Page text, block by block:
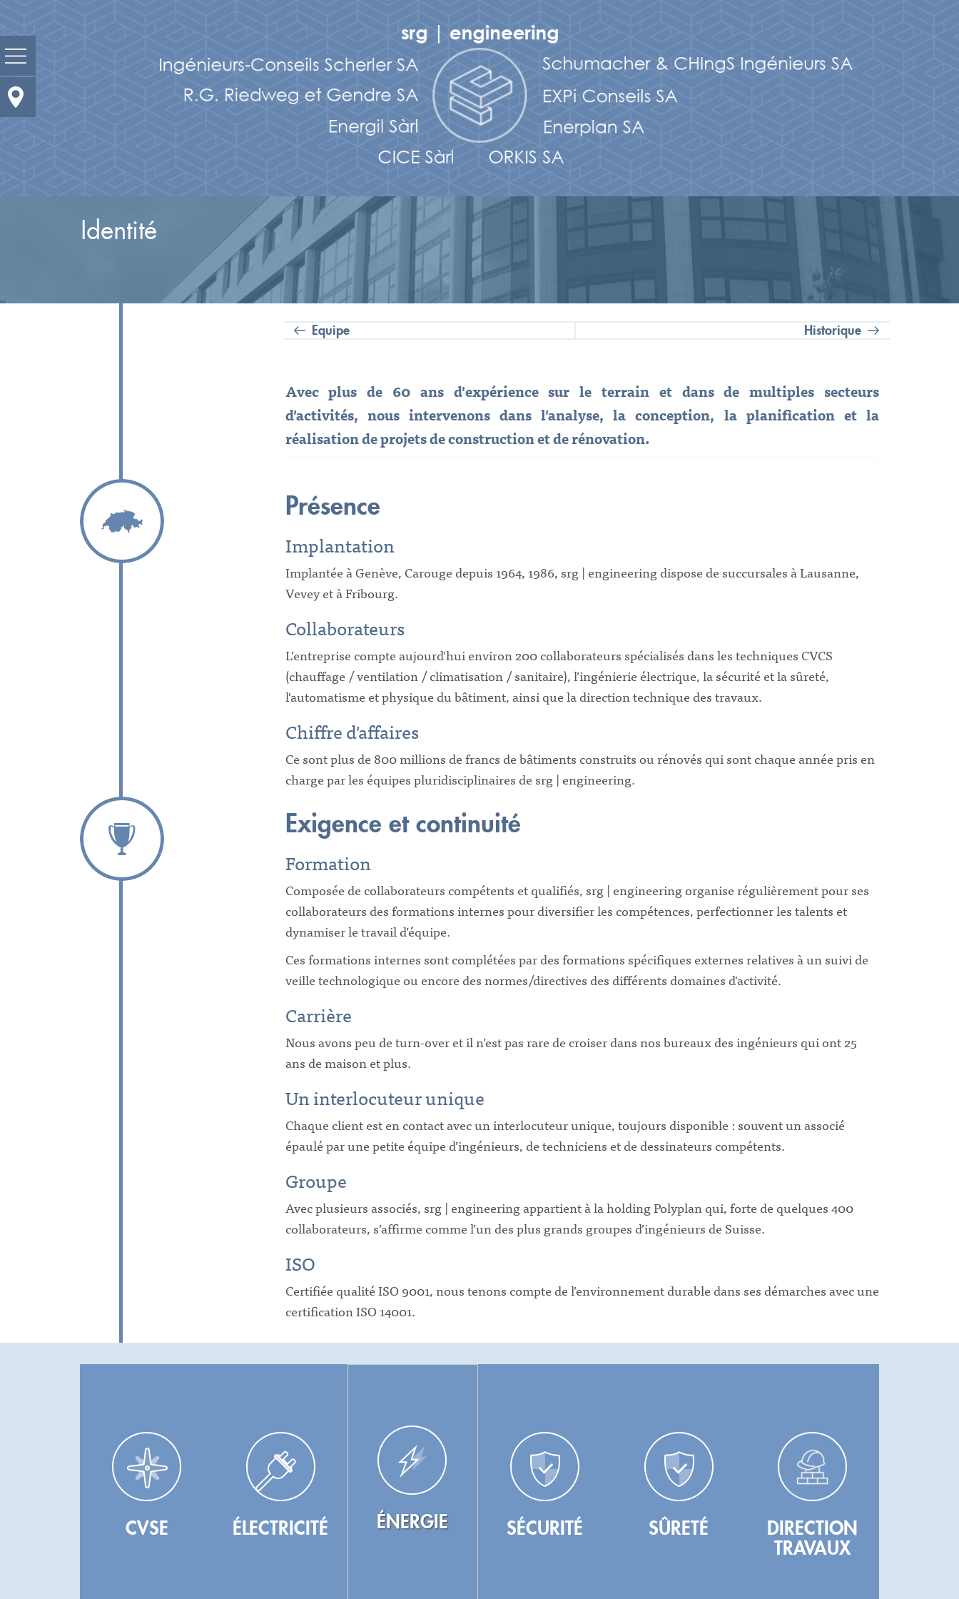
Identité
Equipe Historique
Avec plus de 60 ans d'expérience sur le terrain et dans de multiples secteurs
d'activités, nous intervenons dans l'analyse, la conception, la planification et la
réalisation de projets de construction et de rénovation.
Présence
Implantation
Implantée à Genève, Carouge depuis 1964, 1986, srg | engineering dispose de succursales à Lausanne,
Vevey et à Fribourg.
Collaborateurs
L’entreprise compte aujourd'hui environ 200 collaborateurs spécialisés dans les techniques CVCS
(chauffage / ventilation / climatisation / sanitaire), l’ingénierie électrique, la sécurité et la sûreté,
l'automatisme et physique du bâtiment, ainsi que la direction technique des travaux.
Chiffre d'affaires
Ce sont plus de 800 millions de francs de bâtiments construits ou rénovés qui sont chaque année pris en
charge par les équipes pluridisciplinaires de srg | engineering.
Exigence et continuité
Formation
Composée de collaborateurs compétents et qualifiés, srg | engineering organise régulièrement pour ses
collaborateurs des formations internes pour diversifier les compétences, perfectionner les talents et
dynamiser le travail d’équipe.
Ces formations internes sont complétées par des formations spécifiques externes relatives à un suivi de
veille technologique ou encore des normes/directives des différents domaines d'activité.
Carrière
Nous avons peu de turn-over et il n’est pas rare de croiser dans nos bureaux des ingénieurs qui ont 25
ans de maison et plus.
Un interlocuteur unique
Chaque client est en contact avec un interlocuteur unique, toujours disponible : souvent un associé
épaulé par une petite équipe d’ingénieurs, de techniciens et de dessinateurs compétents.
Groupe
Avec plusieurs associés, srg | engineering appartient à la holding Polyplan qui, forte de quelques 400
collaborateurs, s’affirme comme l’un des plus grands groupes d’ingénieurs de Suisse.
ISO
Certifiée qualité ISO 9001, nous tenons compte de l’environnement durable dans ses démarches avec une
certification ISO 14001.
CVSE ÉLECTRICITÉ ÉNERGIE SÉCURITÉ SÛRETÉ
DIRECTION
TRAVAUX